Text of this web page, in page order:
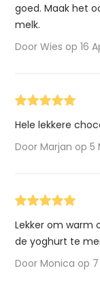
goed. Maak het
melk.
Door Wies op 16
Hele lekkere
Door Marjan op 5
Lekker om warm
de yoghurt te
Door Monica op